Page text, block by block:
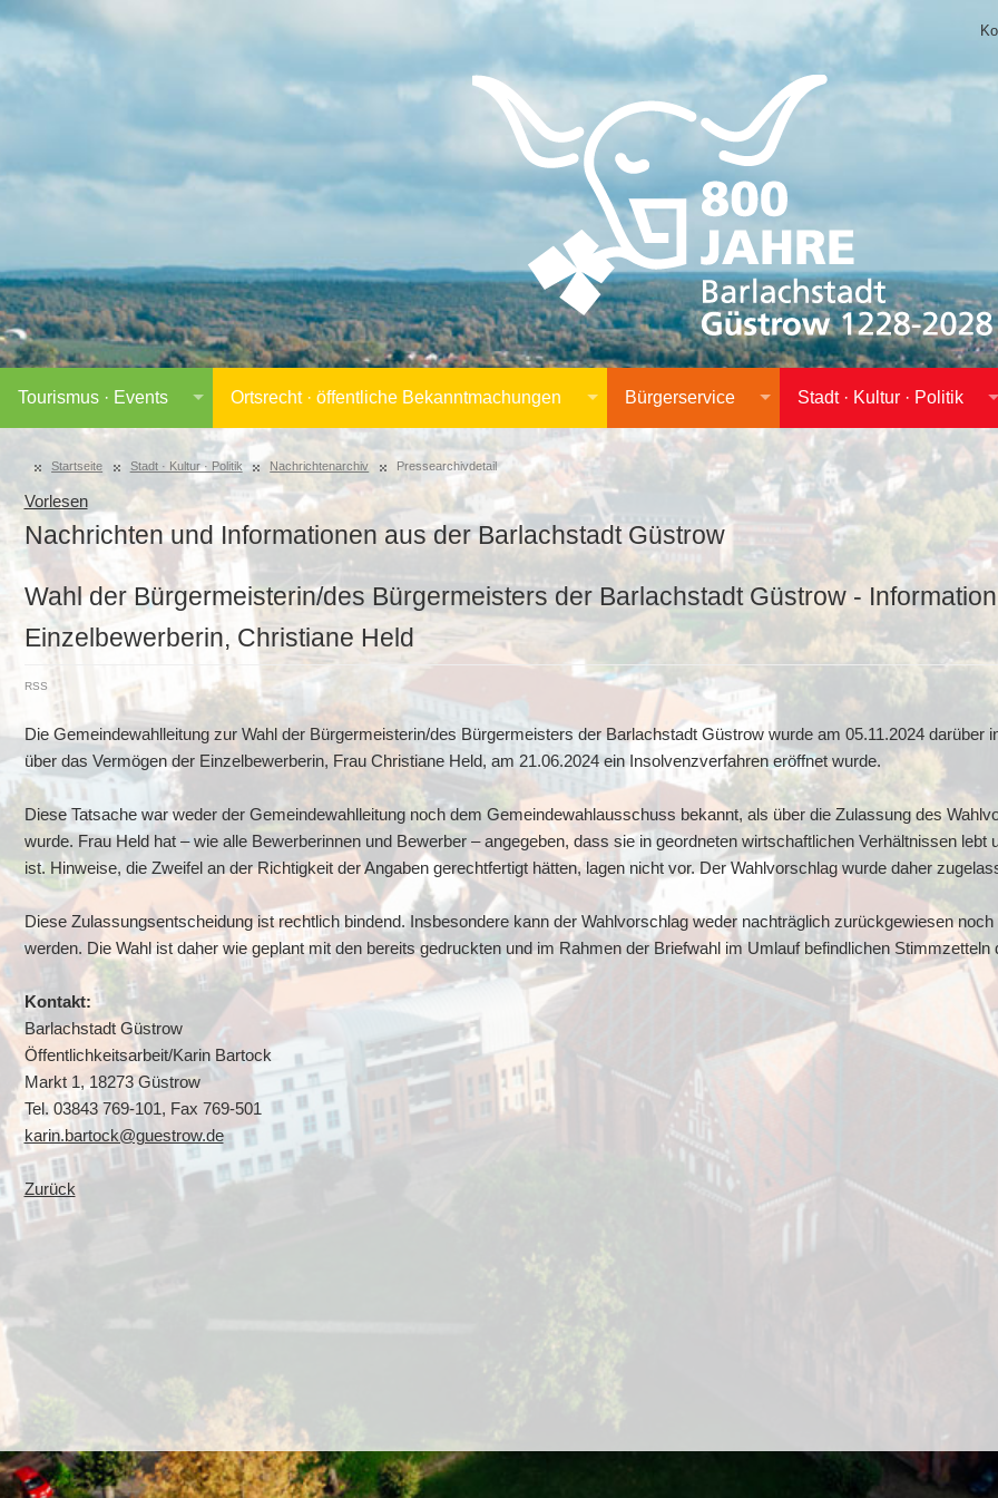
Tourismus · Events Ortsrecht · öffentliche Bekanntmachungen Bürgerservice Stadt · Kultur · Politik
Startseite Stadt · Kultur · Politik Nachrichtenarchiv Pressearchivdetail
Vorlesen
Nachrichten und Informationen aus der Barlachstadt Güstrow
Wahl der Bürgermeisterin/des Bürgermeisters der Barlachstadt Güstrow -
Einzelbewerberin, Christiane Held
RSS
Die Gemeindewahlleitung zur Wahl der Bürgermeisterin/des Bürgermeisters der Barlachstadt Güstrow wurde am 05.11.2024 darüber
über das Vermögen der Einzelbewerberin, Frau Christiane Held, am 21.06.2024 ein Insolvenzverfahren eröffnet wurde.
Diese Tatsache war weder der Gemeindewahlleitung noch dem Gemeindewahlausschuss bekannt, als über die Zulassung des
wurde. Frau Held hat – wie alle Bewerberinnen und Bewerber – angegeben, dass sie in geordneten wirtschaftlichen Verhältnissen lebt
ist. Hinweise, die Zweifel an der Richtigkeit der Angaben gerechtfertigt hätten, lagen nicht vor. Der Wahlvorschlag wurde daher
Diese Zulassungsentscheidung ist rechtlich bindend. Insbesondere kann der Wahlvorschlag weder nachträglich zurückgewiesen
werden. Die Wahl ist daher wie geplant mit den bereits gedruckten und im Rahmen der Briefwahl im Umlauf befindlichen Stimmzetteln
Kontakt:
Barlachstadt Güstrow
Öffentlichkeitsarbeit/Karin Bartock
Markt 1, 18273 Güstrow
Tel. 03843 769-101, Fax 769-501
karin.bartock@guestrow.de
Zurück